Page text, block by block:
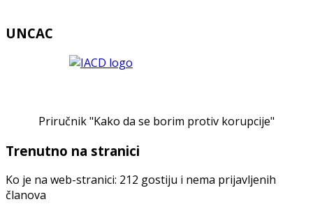
UNCAC
Priručnik "Kako da se borim protiv korupcije"
Trenutno na stranici
Ko je na web-stranici: 212 gostiju i nema prijavljenih
članova